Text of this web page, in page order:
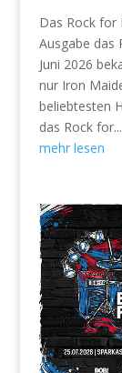
Das Rock for
Ausgabe das
Juni 2026
nur Iron
beliebtesten
das Rock for...
mehr lesen